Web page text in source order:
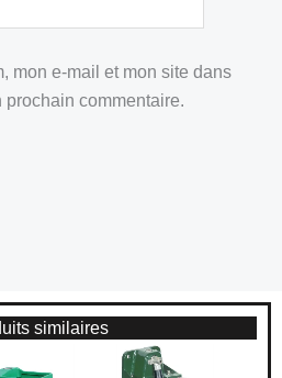
mon e-mail et mon site dans
commentaire.
similaires